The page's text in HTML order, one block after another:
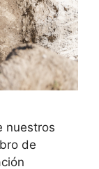
nuestros
de